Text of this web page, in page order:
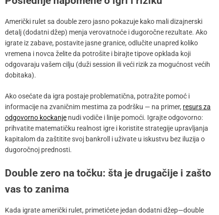
Američki rulet sa double zero jasno pokazuje kako mali dizajnerski
detalj (dodatni džep) menja verovatnoće i dugoročne rezultate. Ako
igrate iz zabave, postavite jasne granice, odlučite unapred koliko
vremena i novca želite da potrošite i birajte tipove opklada koji
odgovaraju vašem cilju (duži session ili veći rizik za mogućnost većih
dobitaka).
Ako osećate da igra postaje problematična, potražite pomoć i
informacije na zvaničnim mestima za podršku — na primer, resurs za
odgovorno kockanje nudi vodiče i linije pomoći. Igrajte odgovorno:
prihvatite matematičku realnost igre i koristite strategije upravljanja
kapitalom da zaštitite svoj bankroll i uživate u iskustvu bez iluzija o
dugoročnoj prednosti.
Double zero na točku: šta je drugačije i zašto
vas to zanima
Kada igrate američki rulet, primetićete jedan dodatni džep—double